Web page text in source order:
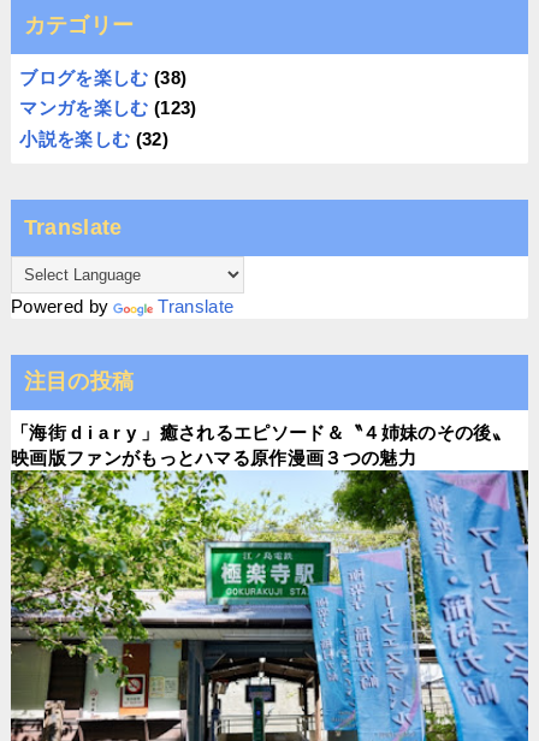
カテゴリー
ブログを楽しむ (38)
マンガを楽しむ (123)
小説を楽しむ (32)
Translate
Powered by Translate
注目の投稿
「海街 d i a r y 」癒されるエピソード＆〝４姉妹のその後〟
映画版ファンがもっとハマる原作漫画３つの魅力